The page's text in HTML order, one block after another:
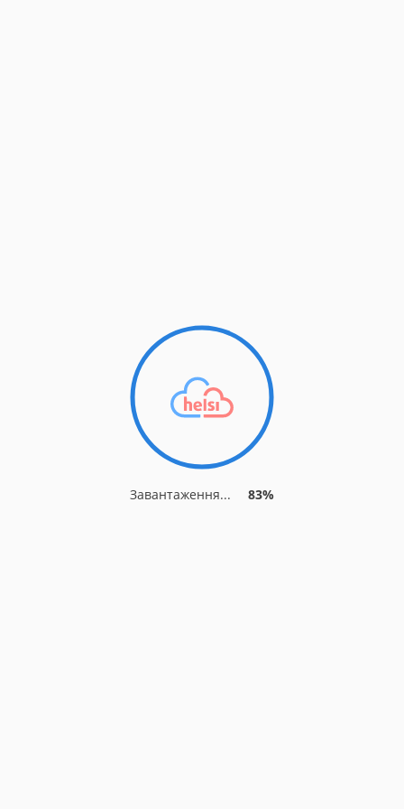
Завантаження... 87%